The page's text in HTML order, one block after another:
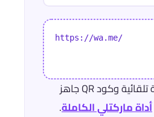
https://wa.me/
للحصول على رسالة تلقائية وكود QR جاهز
أداة ماركتلي الكاملة.